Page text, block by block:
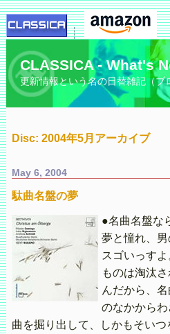
CLASSICA - What's
更新情報という名の日替雑記（ブ
Disc: 2004年5月アーカイブ
May 6, 2004
駄曲名盤の夢
●名曲名盤な
夢と憧れ、
スゴいっす
ものは淘汰
んだから、
のなかから
曲を掘り出して、しかもそい